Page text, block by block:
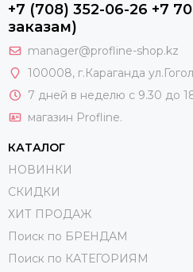
+7 (708) 352-06-26 +7
заказам)
manager@profline-shop.kz
100008, г.Караганда
7 дней в неделю с 9.30 до
магазин Profline.
КАТАЛОГ
НОВИНКИ
СКИДКИ
ХИТ ПРОДАЖ
Поиск по БРЕНДАМ
Поиск по КАТЕГОРИЯМ